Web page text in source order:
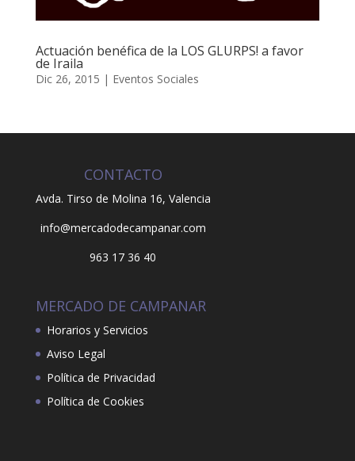
Actuación benéfica de la LOS GLURPS! a favor
de Iraila
Dic 26, 2015 | Eventos Sociales
CONTACTO
Avda. Tirso de Molina 16, Valencia
info@mercadodecampanar.com
963 17 36 40
MERCADO DE CAMPANAR
Horarios y Servicios
Aviso Legal
Política de Privacidad
Política de Cookies